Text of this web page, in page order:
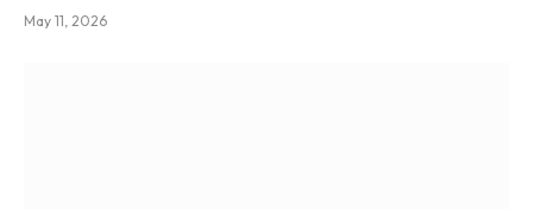
May 11, 2026